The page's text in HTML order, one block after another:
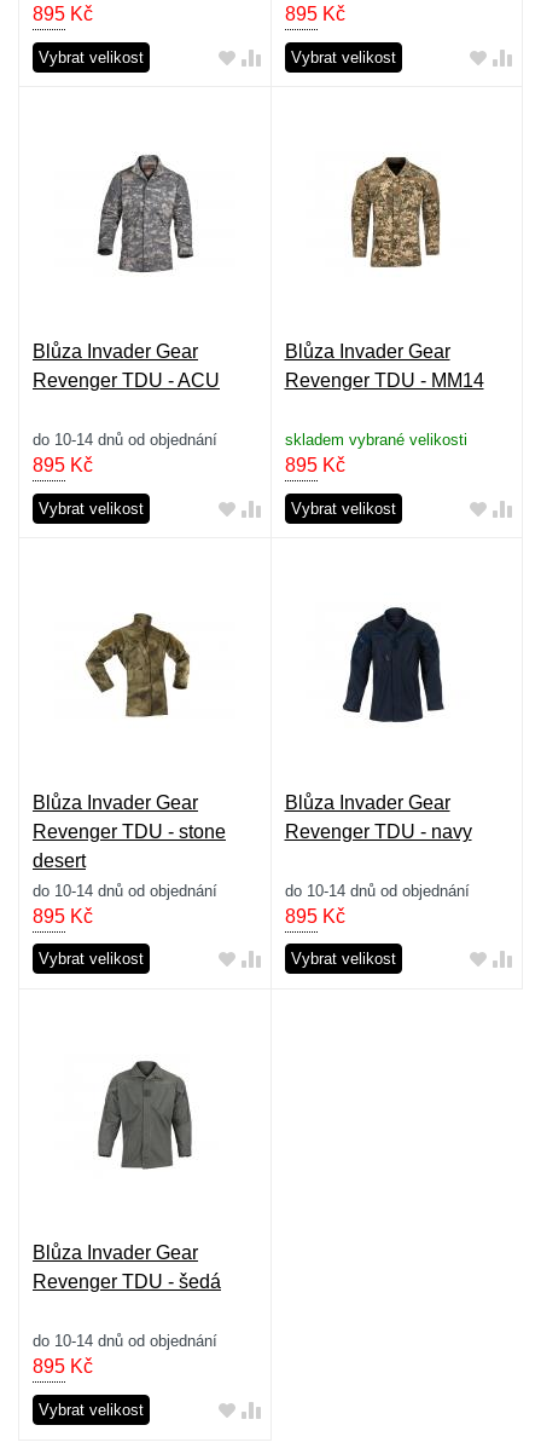
895 Kč
Vybrat velikost
895Kč
Vybrat velikost
Blůza Invader Gear
Revenger TDU - ACU
do 10-14 dnů od objednání
895 Kč
Vybrat velikost
Blůza Invader Gear
Revenger TDU - MM14
skladem vybrané velikosti
895Kč
Vybrat velikost
Blůza Invader Gear
Revenger TDU - stone
desert
do 10-14 dnů od objednání
895 Kč
Vybrat velikost
Blůza Invader Gear
Revenger TDU - navy
do 10-14 dnů od objednání
895Kč
Vybrat velikost
Blůza Invader Gear
Revenger TDU - šedá
do 10-14 dnů od objednání
895 Kč
Vybrat velikost